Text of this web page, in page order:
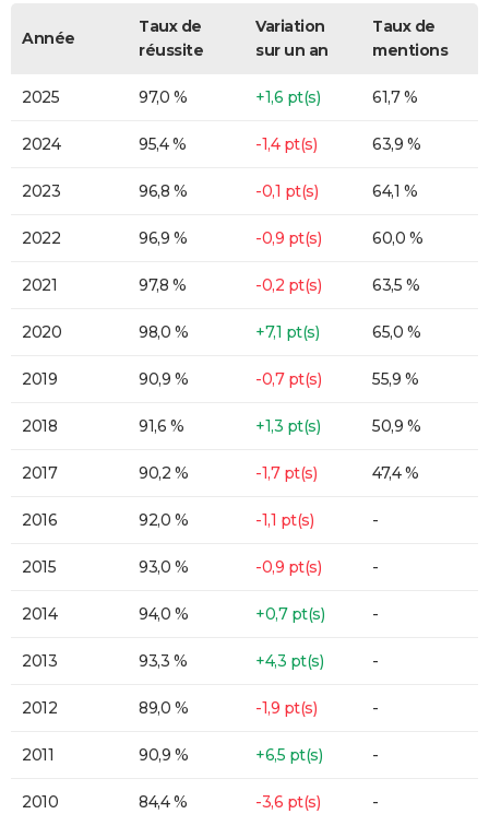
Année
Taux de
réussite
Variation
sur un an
Taux de
mentions
2025 97,0 % +1,6 pt(s) 61,7 %
2024 95,4 % -1,4 pt(s) 63,9 %
2023 96,8 % -0,1 pt(s) 64,1 %
2022 96,9 % -0,9 pt(s) 60,0 %
2021 97,8 % -0,2 pt(s) 63,5 %
2020 98,0 % +7,1 pt(s) 65,0 %
2019 90,9 % -0,7 pt(s) 55,9 %
2018 91,6 % +1,3 pt(s) 50,9 %
2017 90,2 % -1,7 pt(s) 47,4 %
2016 92,0 % -1,1 pt(s) -
2015 93,0 % -0,9 pt(s) -
2014 94,0 % +0,7 pt(s) -
2013 93,3 % +4,3 pt(s) -
2012 89,0 % -1,9 pt(s) -
2011 90,9 % +6,5 pt(s) -
2010 84,4 % -3,6 pt(s) -